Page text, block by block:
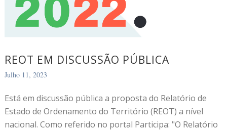
REOT EM DISCUSSÃO PÚBLICA
Julho 11, 2023
Está em discussão pública a proposta do Relatório de
Estado de Ordenamento do Território (REOT) a nível
nacional. Como referido no portal Participa: "O Relatório